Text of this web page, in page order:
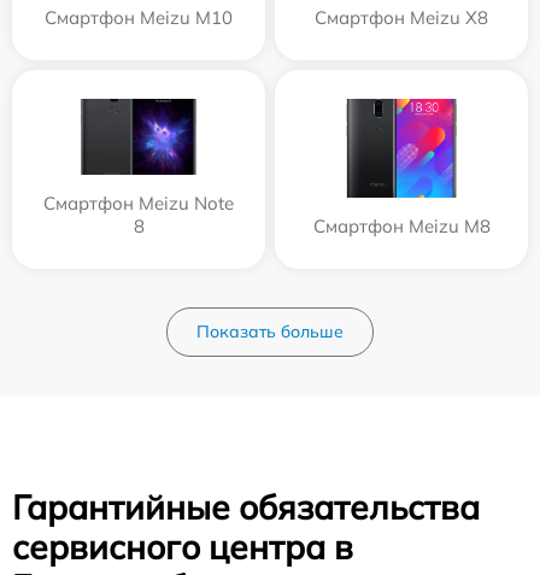
Смартфон Meizu M10 Смартфон Meizu X8
Смартфон Meizu Note
8
Смартфон Meizu M8
Показать больше
Гарантийные обязательства
сервисного центра в